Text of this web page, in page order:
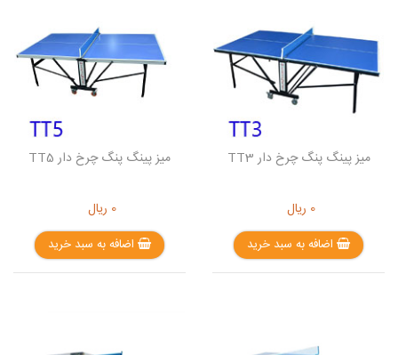
میز پینگ پنگ چرخ دار TT3
0 ریال
اضافه به سبد خرید
میز پینگ پنگ چرخ دار TT5
0 ریال
اضافه به سبد خرید